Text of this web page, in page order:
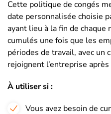
Cette politique de congés
date personnalisée choisie
ayant lieu à la fin de chaque
cumulés une fois que les
périodes de travail, avec un
rejoignent l’entreprise
À utiliser si :
Vous avez besoin de